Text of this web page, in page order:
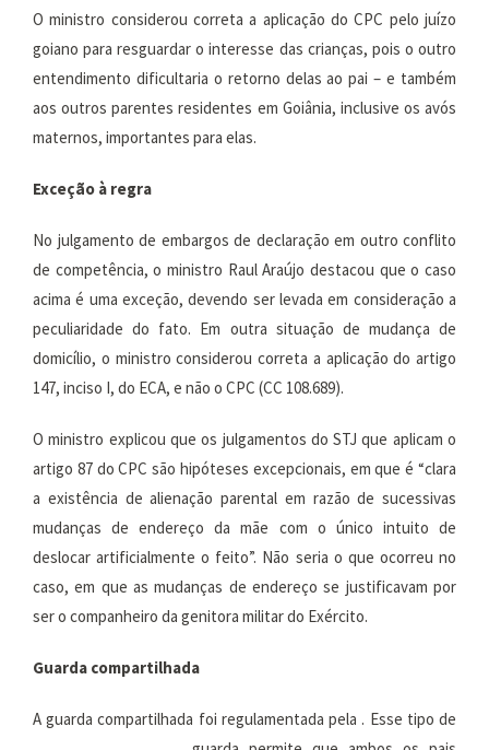
O ministro considerou correta a aplicação do CPC pelo juízo
goiano para resguardar o interesse das crianças, pois o outro
entendimento dificultaria o retorno delas ao pai – e também
aos outros parentes residentes em Goiânia, inclusive os avós
maternos, importantes para elas.
Exceção à regra
No julgamento de embargos de declaração em outro conflito
de competência, o ministro Raul Araújo destacou que o caso
acima é uma exceção, devendo ser levada em consideração a
peculiaridade do fato. Em outra situação de mudança de
domicílio, o ministro considerou correta a aplicação do artigo
147, inciso I, do ECA, e não o CPC (CC 108.689).
O ministro explicou que os julgamentos do STJ que aplicam o
artigo 87 do CPC são hipóteses excepcionais, em que é “clara
a existência de alienação parental em razão de sucessivas
mudanças de endereço da mãe com o único intuito de
deslocar artificialmente o feito”. Não seria o que ocorreu no
caso, em que as mudanças de endereço se justificavam por
ser o companheiro da genitora militar do Exército.
Guarda compartilhada
A guarda compartilhada foi regulamentada pela . Esse tipo de